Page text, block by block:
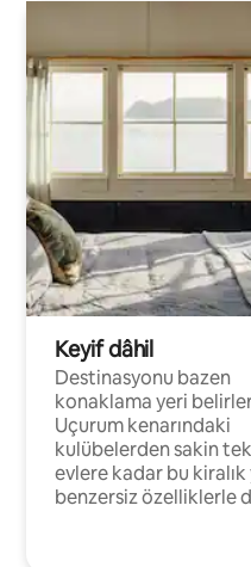
Keyif dâhil
Destinasyonu bazen
konaklama yeri
Uçurum kenarındaki
kulübelerden sakin
evlere kadar bu
benzersiz özelliklerle